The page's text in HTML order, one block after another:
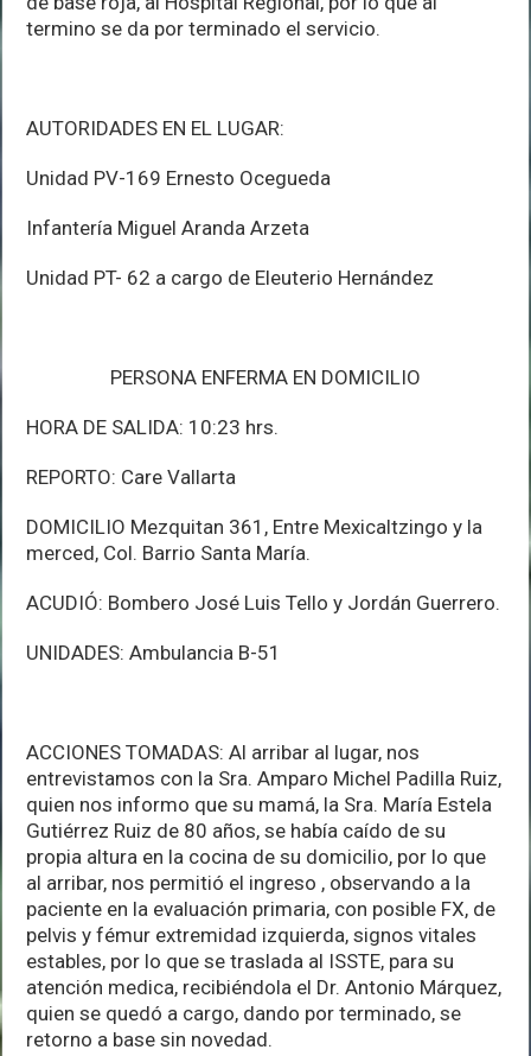
termino se da por terminado el servicio.
AUTORIDADES EN EL LUGAR:
Unidad PV-169 Ernesto Ocegueda
Infantería Miguel Aranda Arzeta
Unidad PT- 62 a cargo de Eleuterio Hernández
PERSONA ENFERMA EN DOMICILIO
HORA DE SALIDA: 10:23 hrs.
REPORTO: Care Vallarta
DOMICILIO Mezquitan 361, Entre Mexicaltzingo y la
merced, Col. Barrio Santa María.
ACUDIÓ: Bombero José Luis Tello y Jordán Guerrero.
UNIDADES: Ambulancia B-51
ACCIONES TOMADAS: Al arribar al lugar, nos
entrevistamos con la Sra. Amparo Michel Padilla Ruiz,
quien nos informo que su mamá, la Sra. María Estela
Gutiérrez Ruiz de 80 años, se había caído de su
propia altura en la cocina de su domicilio, por lo que
al arribar, nos permitió el ingreso , observando a la
paciente en la evaluación primaria, con posible FX, de
pelvis y fémur extremidad izquierda, signos vitales
estables, por lo que se traslada al ISSTE, para su
atención medica, recibiéndola el Dr. Antonio Márquez,
quien se quedó a cargo, dando por terminado, se
retorno a base sin novedad.